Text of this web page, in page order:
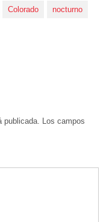
Colorado nocturno
publicada.
Los campos